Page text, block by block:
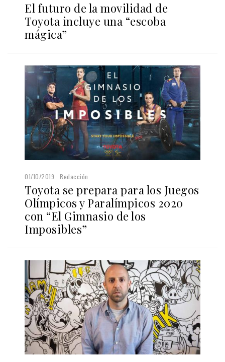
El futuro de la movilidad de
Toyota incluye una “escoba
mágica”
01/10/2019 Redacción
Toyota se prepara para los Juegos
Olímpicos y Paralímpicos 2020
con “El Gimnasio de los
Imposibles”